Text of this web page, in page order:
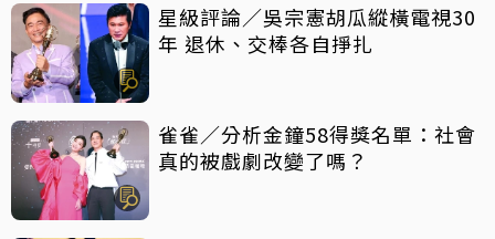
星級評論／吳宗憲胡瓜縱橫電視30
年 退休、交棒各自掙扎
雀雀／分析金鐘58得獎名單：社會
真的被戲劇改變了嗎？